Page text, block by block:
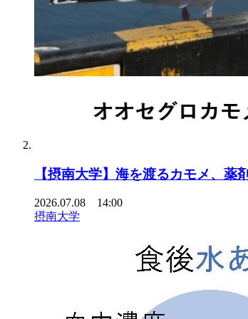
【摂南大学】海を渡るカモメ、
2026.07.08 14:00
摂南大学